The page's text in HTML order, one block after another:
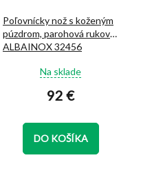
Poľovnícky nož s koženým
púzdrom, parohová rukoväť
ALBAINOX 32456
Priemerné
hodnotenie
produktu
z
5
Na sklade
92 €
DO KOŠÍKA